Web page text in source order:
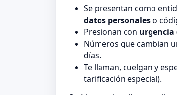
Se presentan como
datos personaleso
Presionan con urgencia
Números que cambian
días.
Te llaman, cuelgan y
tarificación especial).